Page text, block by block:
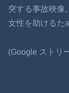
突する事故映像。
女性を助けるた
(Google ストリ